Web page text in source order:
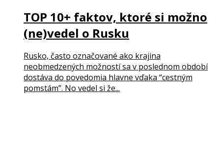
TOP 10+ faktov, ktoré si možno
(ne)vedel o Rusku
Rusko, často označované ako krajina
neobmedzených možností sa v poslednom období
dostáva do povedomia hlavne vďaka “cestným
pomstám”. No vedel si že...